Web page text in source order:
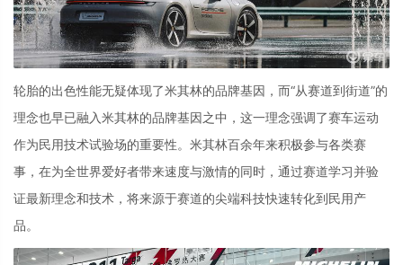
轮胎的出色性能无疑体现了米其林的品牌基因，而“从赛道到街道”的
理念也早已融入米其林的品牌基因之中，这一理念强调了赛车运动
作为民用技术试验场的重要性。米其林百余年来积极参与各类赛
事，在为全世界爱好者带来速度与激情的同时，通过赛道学习并验
证最新理念和技术，将来源于赛道的尖端科技快速转化到民用产
品。